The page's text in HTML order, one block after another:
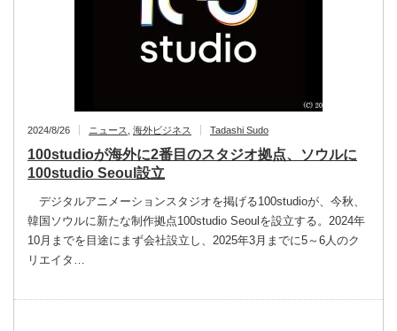
2024/8/26 ニュース 海外ビジネス Tadashi Sudo
100studioが海外に2番目のスタジオ拠点、ソウルに
100studio Seoul設立
デジタルアニメーションスタジオを掲げる100studioが、今秋、
韓国ソウルに新たな制作拠点100studio Seoulを設立する。2024年
10月までを目途にまず会社設立し、2025年3月までに5～6人のク
リエイタ…